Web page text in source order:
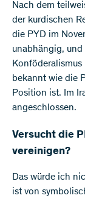
Nach dem
der kurdischen
die PYD im
unabhängig,
Konföderalismus
bekannt wie die
Position ist. Im
angeschlossen.
Versucht die
vereinigen?
Das würde ich
ist von